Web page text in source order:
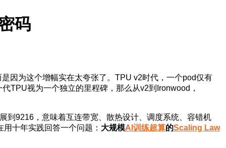
码
因为这个增幅实在太夸张了。TPU v2时代，一个pod仅有
TPU视为一个独立的里程碑，那么从v2到Ironwood，
到9216，意味着互连带宽、散热设计、调度系统、容错机
十年实践回答一个问题： 大规模AI训练超算的Scaling Law